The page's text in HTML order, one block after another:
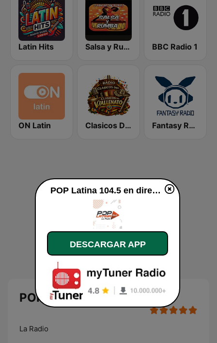
Latin Hits Salsa y Rumba BBC Radio 1
ON Latin Clasicos Del Vallenato Fantasy Radio UK
POP Latina 104.5 en vivo
La Radio
POP Latina 104.5 en directo
DESCARGAR APP